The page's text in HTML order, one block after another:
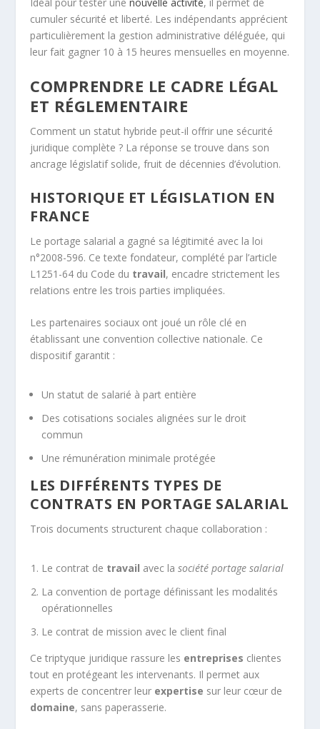
cumuler sécurité et liberté. Les indépendants apprécient
particulièrement la gestion administrative déléguée, qui
leur fait gagner 10 à 15 heures mensuelles en moyenne.
COMPRENDRE LE CADRE LÉGAL
ET RÉGLEMENTAIRE
Comment un statut hybride peut-il offrir une sécurité
juridique complète ? La réponse se trouve dans son
ancrage législatif solide, fruit de décennies d’évolution.
HISTORIQUE ET LÉGISLATION EN
FRANCE
Le portage salarial a gagné sa légitimité avec la loi
n°2008-596. Ce texte fondateur, complété par l’article
L1251-64 du Code du travail, encadre strictement les
relations entre les trois parties impliquées.
Les partenaires sociaux ont joué un rôle clé en
établissant une convention collective nationale. Ce
dispositif garantit :
Un statut de salarié à part entière
Des cotisations sociales alignées sur le droit
commun
Une rémunération minimale protégée
LES DIFFÉRENTS TYPES DE
CONTRATS EN PORTAGE SALARIAL
Trois documents structurent chaque collaboration :
Le contrat de travail avec lasociété portage salarial
La convention de portage définissant les modalités
opérationnelles
Le contrat de mission avec le client final
Ce triptyque juridique rassure les entreprises clientes
tout en protégeant les intervenants. Il permet aux
experts de concentrer leur expertise sur leur cœur de
domaine, sans paperasserie.